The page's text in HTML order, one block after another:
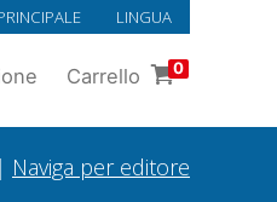
LINGUA
Carrello 0
| Naviga per editore